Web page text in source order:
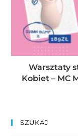
Warsztaty
Kobiet – MC
SZUKAJ